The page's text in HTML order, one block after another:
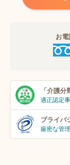
お
「介護分
適正認定
プライバ
厳密な管